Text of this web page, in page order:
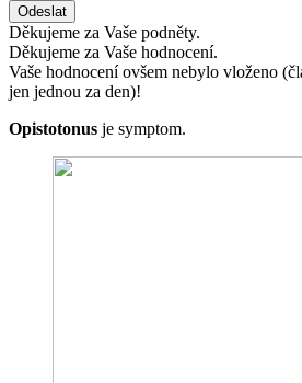
Odeslat
Děkujeme za Vaše podněty.
Děkujeme za Vaše hodnocení.
Vaše hodnocení ovšem nebylo vloženo
jen jednou za den)!
Opistotonus je symptom.